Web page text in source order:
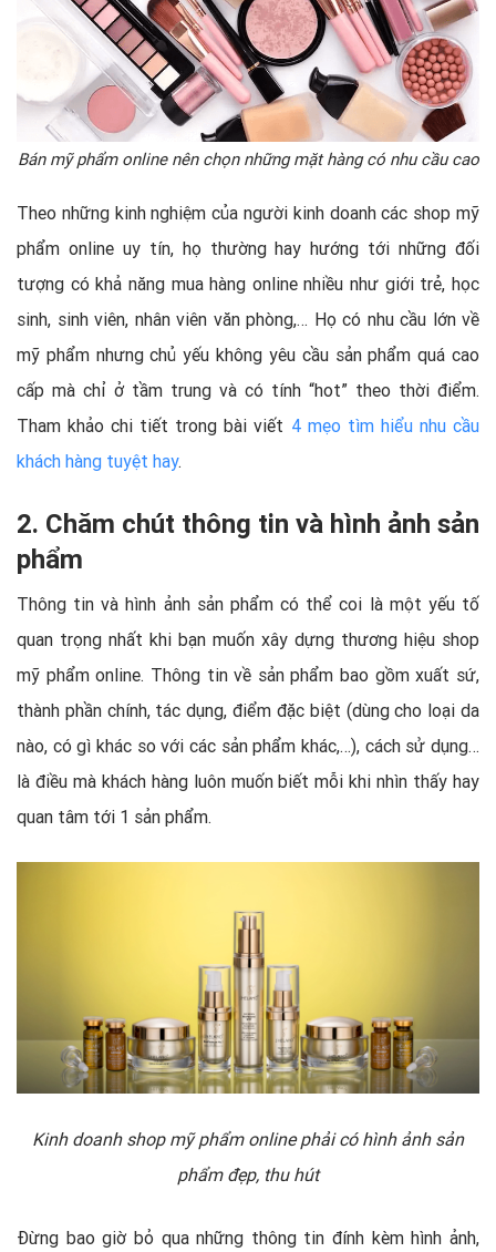
Bán mỹ phẩm online nên chọn những mặt hàng có nhu cầu cao
Theo những kinh nghiệm của người kinh doanh các shop mỹ
phẩm online uy tín, họ thường hay hướng tới những đối
tượng có khả năng mua hàng online nhiều như giới trẻ, học
sinh, sinh viên, nhân viên văn phòng,… Họ có nhu cầu lớn về
mỹ phẩm nhưng chủ yếu không yêu cầu sản phẩm quá cao
cấp mà chỉ ở tầm trung và có tính “hot” theo thời điểm.
Tham khảo chi tiết trong bài viết 4 mẹo tìm hiểu nhu cầu
khách hàng tuyệt hay.
2. Chăm chút thông tin và hình ảnh sản
phẩm
Thông tin và hình ảnh sản phẩm có thể coi là một yếu tố
quan trọng nhất khi bạn muốn xây dựng thương hiệu shop
mỹ phẩm online. Thông tin về sản phẩm bao gồm xuất sứ,
thành phần chính, tác dụng, điểm đặc biệt (dùng cho loại da
nào, có gì khác so với các sản phẩm khác,…), cách sử dụng…
là điều mà khách hàng luôn muốn biết mỗi khi nhìn thấy hay
quan tâm tới 1 sản phẩm.
Kinh doanh shop mỹ phẩm online phải có hình ảnh sản
phẩm đẹp, thu hút
Đừng bao giờ bỏ qua những thông tin đính kèm hình ảnh,